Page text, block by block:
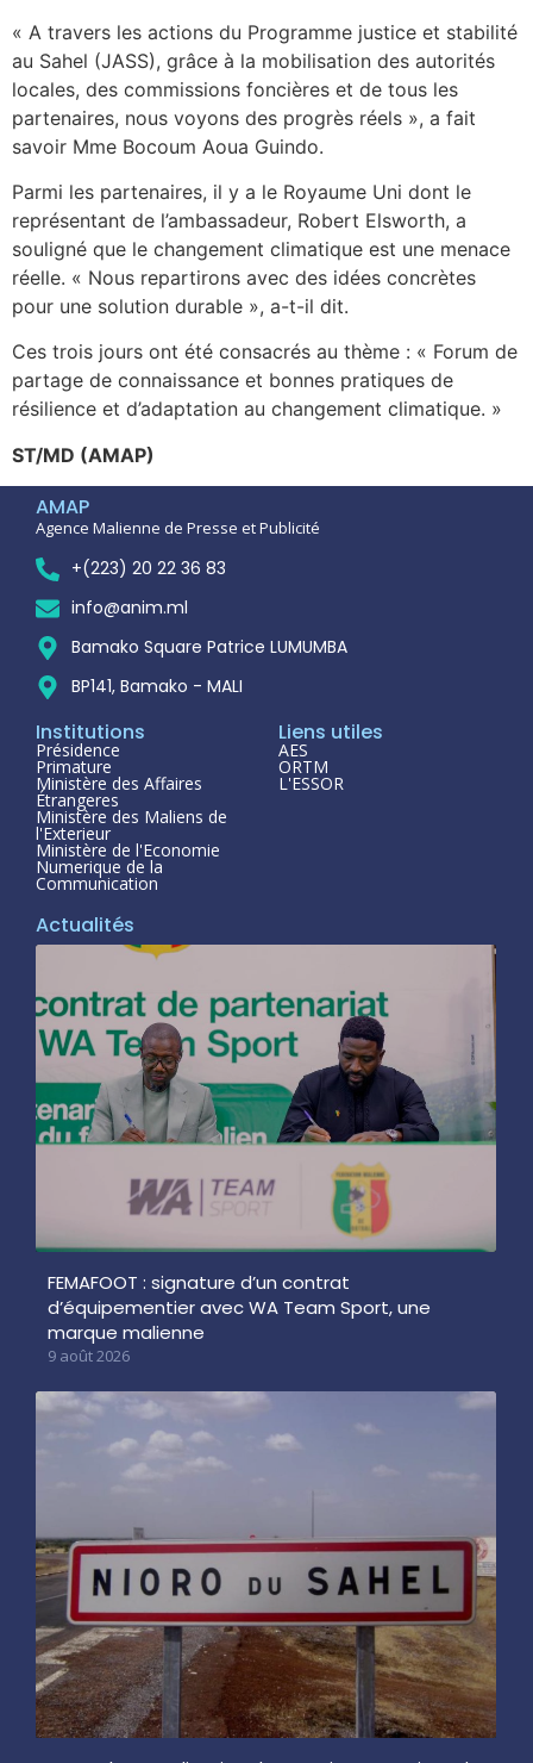
« A travers les actions du Programme justice et stabilité
au Sahel (JASS), grâce à la mobilisation des autorités
locales, des commissions foncières et de tous les
partenaires, nous voyons des progrès réels », a fait
savoir Mme Bocoum Aoua Guindo.
Parmi les partenaires, il y a le Royaume Uni dont le
représentant de l’ambassadeur, Robert Elsworth, a
souligné que le changement climatique est une menace
réelle. « Nous repartirons avec des idées concrètes
pour une solution durable », a-t-il dit.
Ces trois jours ont été consacrés au thème : « Forum de
partage de connaissance et bonnes pratiques de
résilience et d’adaptation au changement climatique. »
ST/MD (AMAP)
AMAP
Agence Malienne de Presse et Publicité
+(223) 20 22 36 83
info@anim.ml
Bamako Square Patrice LUMUMBA
BP141, Bamako - MALI
Institutions
Présidence
Primature
Ministère des Affaires
Étrangeres
Ministère des Maliens de
l'Exterieur
Ministère de l'Economie
Numerique de la
Communication
Liens utiles
AES
ORTM
L'ESSOR
Actualités
FEMAFOOT : signature d’un contrat
d’équipementier avec WA Team Sport, une
marque malienne
9 août 2026